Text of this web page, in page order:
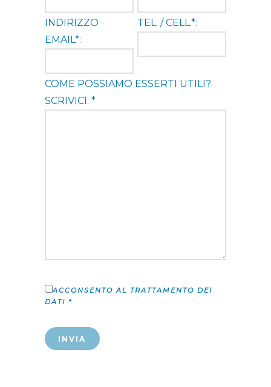
INDIRIZZO
EMAIL*:
TEL. / CELL.*:
COME POSSIAMO ESSERTI UTILI?
SCRIVICI. *
ACCONSENTO AL TRATTAMENTO DEI
DATI *